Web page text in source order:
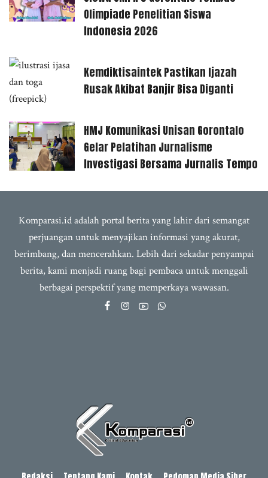
Olimpiade Penelitian Siswa
Indonesia 2026
Kemdiktisaintek Pastikan Ijazah
Rusak Akibat Banjir Bisa Diganti
HMJ Komunikasi Unisan Gorontalo
Gelar Pelatihan Jurnalisme
Investigasi Bersama Jurnalis Tempo
Komparasi.id adalah portal berita yang lahir dari semangat
perjuangan untuk menyajikan informasi yang akurat,
berimbang, dan mencerahkan. Lebih dari sekadar penyampai
berita, kami menjadi ruang bagi pembaca untuk menggali
berbagai perspektif yang memperkaya wawasan.